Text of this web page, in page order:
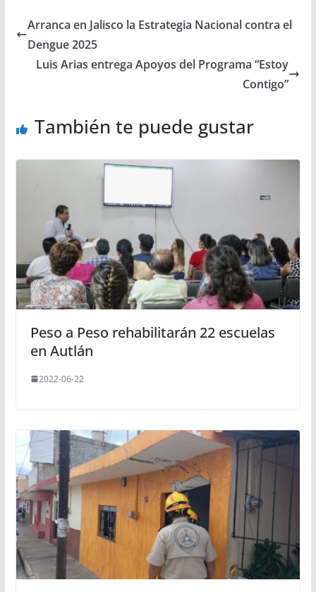
Arranca en Jalisco la Estrategia Nacional contra el
Dengue 2025
Luis Arias entrega Apoyos del Programa “Estoy
Contigo”
También te puede gustar
Peso a Peso rehabilitarán 22 escuelas
en Autlán
2022-06-22